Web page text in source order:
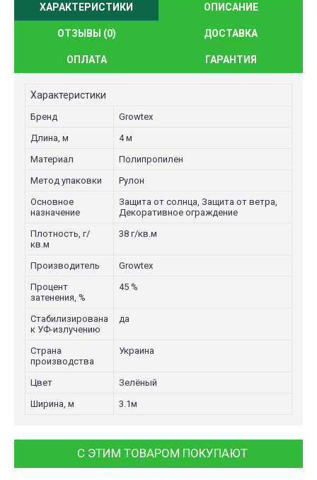
ХАРАКТЕРИСТИКИ ОПИСАНИЕ
ОТЗЫВЫ (0) ДОСТАВКА
ОПЛАТА ГАРАНТИЯ
Характеристики
Бренд
Growtex
Длина, м
4 м
Материал
Полипропилен
Метод упаковки
Рулон
Основное
назначение
Защита от солнца, Защита от ветра,
Декоративное ограждение
Плотность, г/
кв.м
38 г/кв.м
Производитель
Growtex
Процент
затенения, %
45 %
Стабилизирована
к УФ-излучению
да
Страна
производства
Украина
Цвет
Зелёный
Ширина, м
3.1м
С ЭТИМ ТОВАРОМ ПОКУПАЮТ